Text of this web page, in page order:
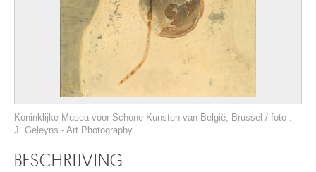
Koninklijke Musea voor Schone Kunsten van België, Brussel / foto :
J. Geleyns - Art Photography
BESCHRIJVING